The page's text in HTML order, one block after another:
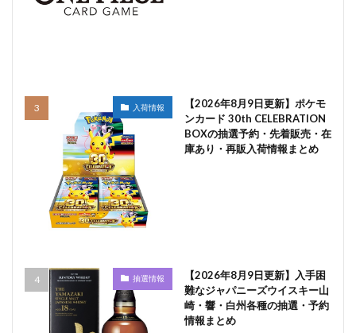
入荷情報
【2026年8月9日更新】ポケモ
ンカード 30th CELEBRATION
BOXの抽選予約・先着販売・在
庫あり・再販入荷情報まとめ
抽選情報
【2026年8月9日更新】入手困
難なジャパニーズウイスキー山
崎・響・白州各種の抽選・予約
情報まとめ